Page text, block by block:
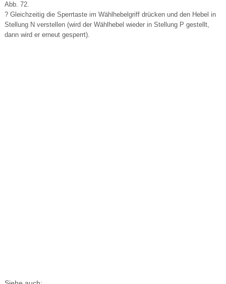
Abb. 72.
? Gleichzeitig die Sperrtaste im Wählhebelgriff drücken und den Hebel in
Stellung N verstellen (wird der Wählhebel wieder in Stellung P gestellt,
dann wird er erneut gesperrt).